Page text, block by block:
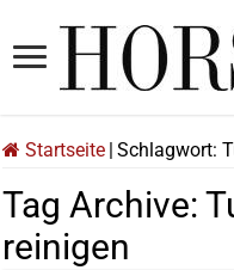
Startseite Schlagwort:
Tag Archive:
reinigen